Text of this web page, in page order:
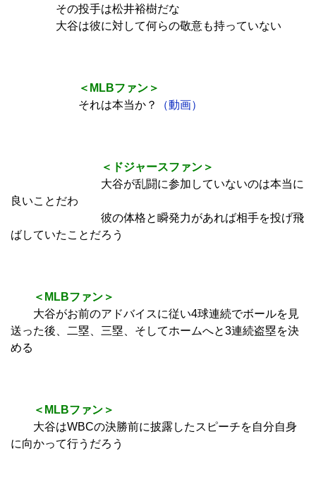
その投手は松井裕樹だな
大谷は彼に対して何らの敬意も持っていない
＜MLBファン＞
それは本当か？
（動画）
＜ドジャースファン＞
大谷が乱闘に参加していないのは本当に
良いことだわ
彼の体格と瞬発力があれば相手を投げ飛
ばしていたことだろう
＜MLBファン＞
大谷がお前のアドバイスに従い4球連続でボールを見
送った後、二塁、三塁、そしてホームへと3連続盗塁を決
める
＜MLBファン＞
大谷はWBCの決勝前に披露したスピーチを自分自身
に向かって行うだろう